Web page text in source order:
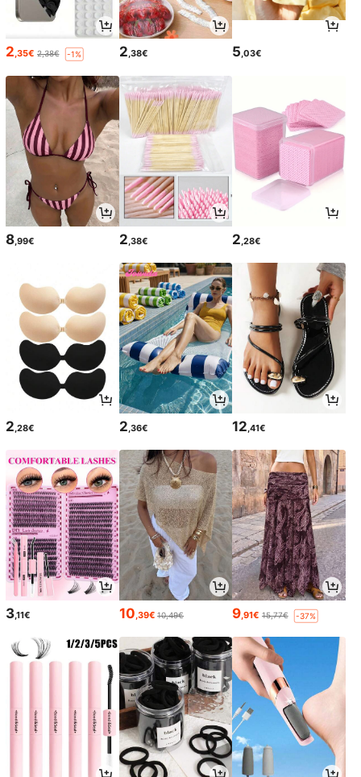
2,35€ 2,38€ -1% 2,38€ 5,03€
8 ,99€ 2 ,38€ 2 ,28€
2,28€ 2,36€ 12,41€
3,11€ 10,39€ 10,49€ 9,91€ 15,77€ -37%